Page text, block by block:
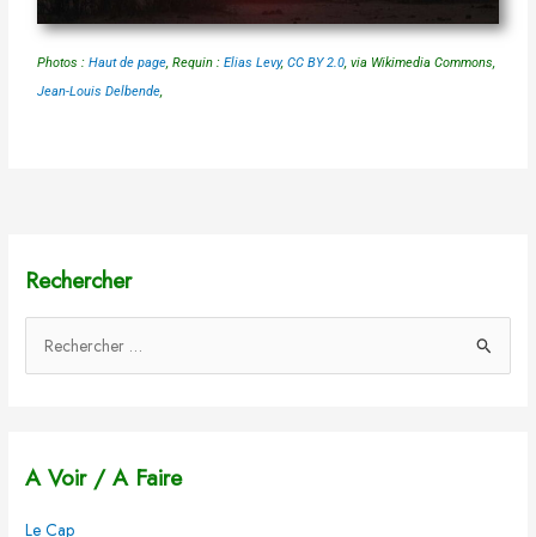
Photos :Haut de page, Requin :Elias Levy,CC BY 2.0, via Wikimedia Commons,
Jean-Louis Delbende,
Rechercher
e
e
A Voir / A Faire
Le Cap